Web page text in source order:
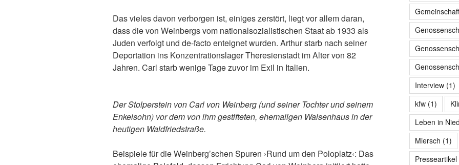
Das vieles davon verborgen ist, einiges zerstört, liegt vor allem daran,
dass die von Weinbergs vom nationalsozialistischen Staat ab 1933 als
Juden verfolgt und de-facto enteignet wurden. Arthur starb nach seiner
Deportation ins Konzentrationslager Theresienstadt im Alter von 82
Jahren. Carl starb wenige Tage zuvor im Exil in Italien.
Der Stolperstein von Carl von Weinberg (und seiner Tochter und seinem
Enkelsohn) vor dem von ihm gestifteten, ehemaligen Waisenhaus in der
heutigen Waldfriedstraße.
Beispiele für die Weinberg’schen Spuren ›Rund um den Poloplatz‹: Das
Interview(1)
kfw(1)
Leben in
Miersch (1)
Presseartikel